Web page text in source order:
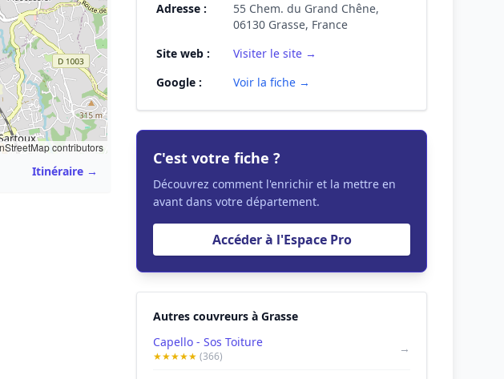
contributors
Itinéraire →
Adresse :
55 Chem. du Grand Chêne,
06130 Grasse, France
Site web :
Visiter le site →
Google :
Voir la fiche →
C'est votre fiche ?
Découvrez comment l'enrichir et la mettre en
avant dans votre département.
Accéder à l'Espace Pro
Autres couvreurs à Grasse
Capello - Sos Toiture
★★★★★(366)
→